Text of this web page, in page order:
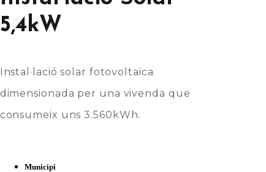
5,4kW
Instal·lació solar fotovoltaica
dimensionada per una vivenda que
consumeix uns 3.560kWh.
Municipi